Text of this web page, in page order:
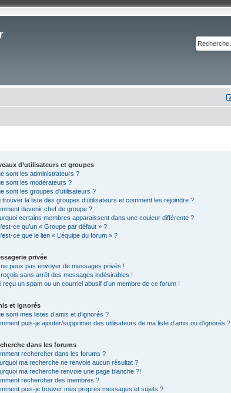
d’utilisateurs et groupes
sont les administrateurs ?
sont les modérateurs ?
sont les groupes d’utilisateurs ?
trouver la liste des groupes d’utilisateurs et comment les rejoindre ?
devenir chef de groupe ?
certains membres apparaissent dans une couleur différente ?
ce qu’un « Groupe par défaut » ?
ce que le lien « L’équipe du forum » ?
privée
peux pas envoyer de messages privés !
sans arrêt des messages indésirables !
reçu un spam ou un courriel abusif d’un membre de ce forum !
et ignorés
sont mes listes d’amis et d’ignorés ?
puis-je ajouter/supprimer des utilisateurs de ma liste d’amis ou d’ignorés ?
dans les forums
rechercher dans les forums ?
ma recherche ne renvoie aucun résultat ?
ma recherche renvoie une page blanche ?!
rechercher des membres ?
puis-je trouver mes propres messages et sujets ?